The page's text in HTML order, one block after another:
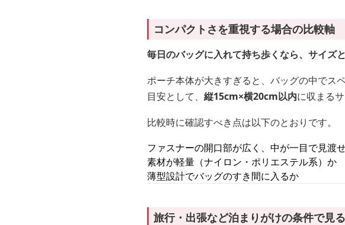
コンパクトさを重視する場合の比較軸
毎日のバッグに入れて持ち歩くなら、サイズ
ポーチ本体が大きすぎると、バッグの中でス
目安として、 縦15cm×横20cm以内に収まる
比較時に確認すべき点は以下のとおりです。
ファスナーの開口部が広く、中が一目で見渡
素材が軽量（ナイロン・ポリエステル系）か
薄型設計でバッグのすき間に入るか
旅行・出張など泊まりがけの条件で見